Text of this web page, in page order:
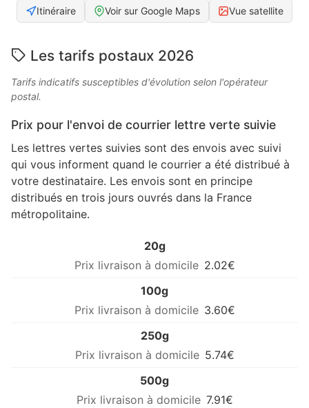
Itinéraire Voir sur Google Maps Vue satellite
Les tarifs postaux 2026
Tarifs indicatifs susceptibles d'évolution selon l'opérateur
postal.
Prix pour l'envoi de courrier lettre verte suivie
Les lettres vertes suivies sont des envois avec suivi
qui vous informent quand le courrier a été distribué à
votre destinataire. Les envois sont en principe
distribués en trois jours ouvrés dans la France
métropolitaine.
20g
2.02€
100g
3.60€
250g
5.74€
500g
7.91€